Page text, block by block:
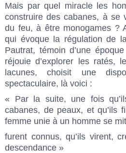
Mais par quel miracle les
construire des cabanes, à se
du feu, à être monogames ?
qui évoque la régulation de
Pautrat, témoin d’une
réjouie d’explorer les ratés,
lacunes, choisit une
spectaculaire, là voici :
« Par la suite, une fois
cabanes, de peaux, et qu’ils
femme unie à un homme se
furent connus, qu’ils virent,
descendance »